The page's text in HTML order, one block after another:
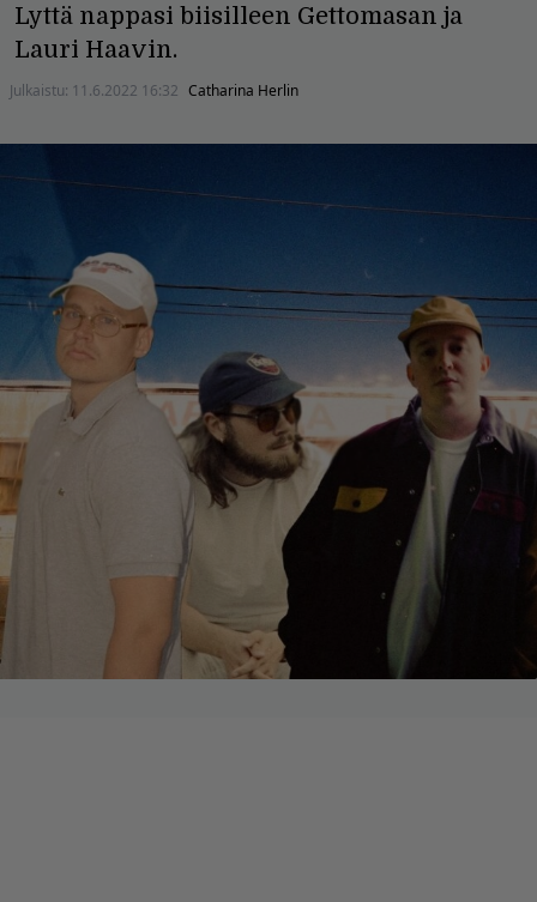
Lyttä nappasi biisilleen Gettomasan ja
Lauri Haavin.
Julkaistu: 11.6.2022 16:32 Catharina Herlin